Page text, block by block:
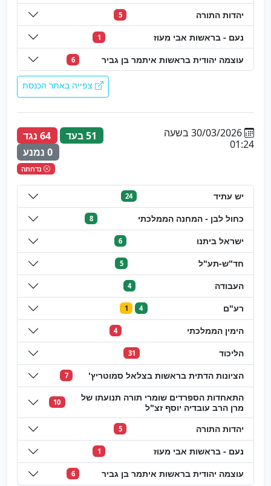
יהדות התורה 5
נעם - בראשות אבי מעוז 1
עוצמה יהודית בראשות איתמר בן גביר 6
צפייה באתר הכנסת
30/03/2026 בשעה
01:24
51 בעד
64 נגד
0 נמנע
נדחתה
יש עתיד 24
כחול לבן - המחנה הממלכתי 8
ישראל ביתנו 6
חד"ש-תע"ל 5
העבודה 4
רע"ם 4
1
הימין הממלכתי 4
הליכוד 31
הציונות הדתית בראשות בצלאל סמוטריץ' 7
התאחדות הספרדים שומרי תורה תנועתו של
מרן הרב עובדיה יוסף זצ"ל
10
יהדות התורה 5
נעם - בראשות אבי מעוז 1
עוצמה יהודית בראשות איתמר בן גביר 6